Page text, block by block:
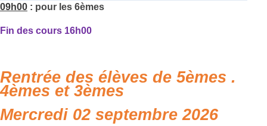
09h00 : pour les 6èmes
Fin des cours 16h00
Rentrée des élèves de 5èmes .
4èmes et 3èmes
Mercredi 02 septembre 2026